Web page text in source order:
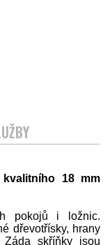
18 mm
pokojů i ložnic.
dřevotřísky, hrany
skříňky jsou